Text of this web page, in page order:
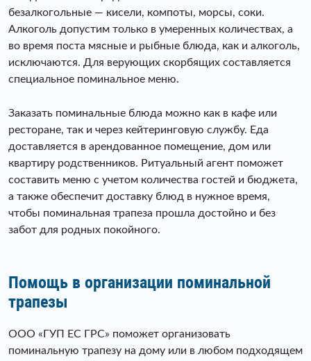
безалкогольные — кисели, компоты, морсы, соки.
Алкоголь допустим только в умеренных количествах, а
во время поста мясные и рыбные блюда, как и алкоголь,
исключаются. Для верующих скорбящих составляется
специальное поминальное меню.
Заказать поминальные блюда можно как в кафе или
ресторане, так и через кейтеринговую службу. Еда
доставляется в арендованное помещение, дом или
квартиру родственников. Ритуальный агент поможет
составить меню с учетом количества гостей и бюджета,
а также обеспечит доставку блюд в нужное время,
чтобы поминальная трапеза прошла достойно и без
забот для родных покойного.
Помощь в организации поминальной
трапезы
ООО «ГУП ЕС ГРС» поможет организовать
поминальную трапезу на дому или в любом подходящем